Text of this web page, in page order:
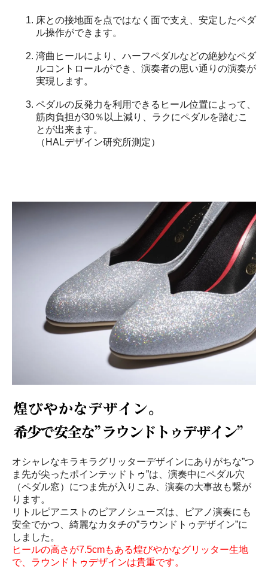
床との接地面を点ではなく面で支え、安定したペダ
ル操作ができます。
湾曲ヒールにより、ハーフペダルなどの絶妙なペダ
ルコントロールができ、演奏者の思い通りの演奏が
実現します。
ペダルの反発力を利用できるヒール位置によって、
筋肉負担が30％以上減り、ラクにペダルを踏むこ
とが出来ます。
（HALデザイン研究所測定）
オシャレなキラキラグリッターデザインにありがちな”つ
ま先が尖ったポインテッドトゥ”は、演奏中にペダル穴
（ペダル窓）につま先が入りこみ、演奏の大事故も繋が
ります。
リトルピアニストのピアノシューズは、ピアノ演奏にも
安全でかつ、綺麗なカタチの”ラウンドトゥデザイン”に
しました。
ヒールの高さが7.5cmもある煌びやかなグリッター生地
で、ラウンドトゥデザインは貴重です。